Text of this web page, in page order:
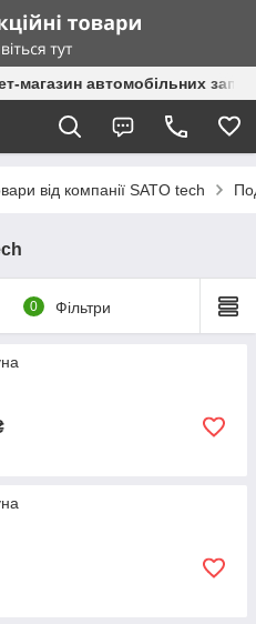
магазин автомобільних
від компанії SATO tech
0 Фільтри